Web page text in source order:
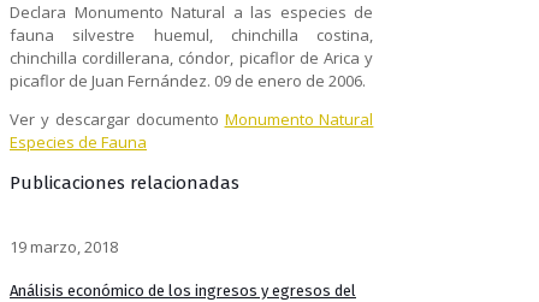
Declara Monumento Natural a las especies de
fauna silvestre huemul, chinchilla costina,
chinchilla cordillerana, cóndor, picaflor de Arica y
picaflor de Juan Fernández. 09 de enero de 2006.
Ver y descargar documento Monumento Natural
Especies de Fauna
Publicaciones relacionadas
19 marzo, 2018
Análisis económico de los ingresos y egresos del